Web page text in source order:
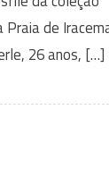
de
26 anos, […]